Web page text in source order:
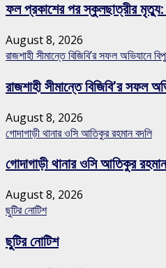
ফল প্রকাশের পর স্কুলছাত্রীর
August 8, 2026
রাজশাহী সীমান্তে বিজিবি’র সফল অভিযানে
রাজশাহী সীমান্তে বিজিবি’র সফল
August 8, 2026
গোদাগাড়ী থানার ওসি আতিকুর রহমান বদলি
গোদাগাড়ী থানার ওসি আতিকুর
August 8, 2026
ছুটির নোটিশ
ছুটির নোটিশ